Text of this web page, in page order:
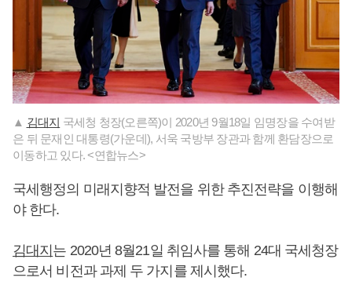
▲ 김대지 국세청 청장(오른쪽)이 2020년 9월18일 임명장을 수여받
은 뒤 문재인 대통령(가운데), 서욱 국방부 장관과 함께 환담장으로
이동하고 있다. <연합뉴스>
국세행정의 미래지향적 발전을 위한 추진전략을 이행해
야 한다.
김대지 는 2020년 8월21일 취임사를 통해 24대 국세청장
으로서 비전과 과제 두 가지를 제시했다.